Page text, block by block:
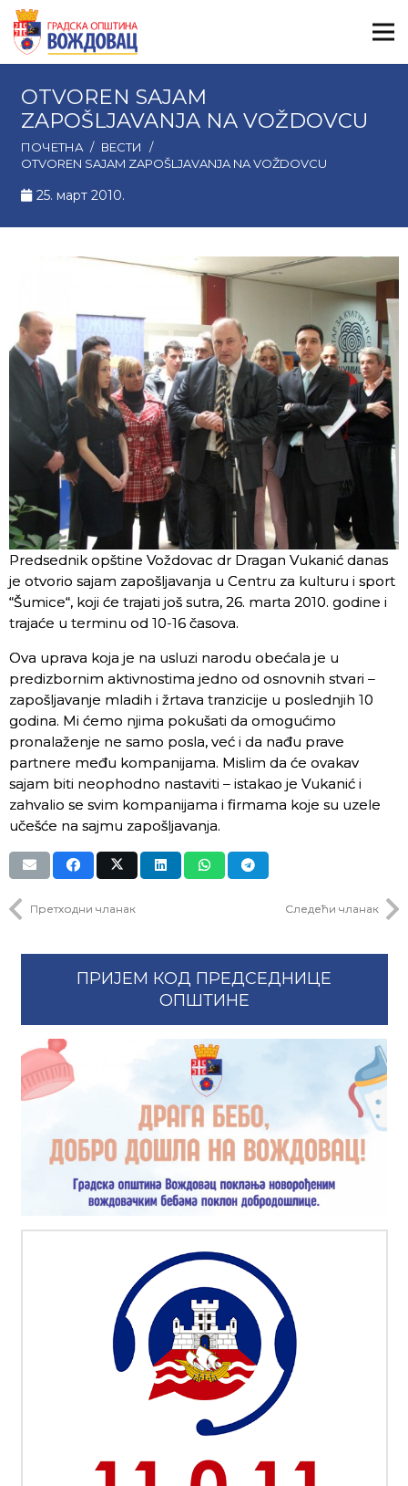
OTVOREN SAJAM
ZAPOŠLJAVANJA NA VOŽDOVCU
ПОЧЕТНА / ВЕСТИ
/
OTVOREN SAJAM ZAPOŠLJAVANJA NA VOŽDOVCU
25. март 2010.
Predsednik opštine Voždovac dr Dragan Vukanić danas
je otvorio sajam zapošljavanja u Centru za kulturu i sport
“Šumice“, koji će trajati još sutra, 26. marta 2010. godine i
trajaće u terminu od 10-16 časova.
Ova uprava koja je na usluzi narodu obećala je u
predizbornim aktivnostima jedno od osnovnih stvari –
zapošljavanje mladih i žrtava tranzicije u poslednjih 10
godina. Mi ćemo njima pokušati da omogućimo
pronalaženje ne samo posla, već i da nađu prave
partnere među kompanijama. Mislim da će ovakav
sajam biti neophodno nastaviti – istakao je Vukanić i
zahvalio se svim kompanijama i firmama koje su uzele
učešće na sajmu zapošljavanja.
Претходни чланак Следећи чланак
ПРИЈЕМ КОД ПРЕДСЕДНИЦЕ
ОПШТИНЕ